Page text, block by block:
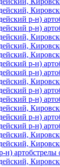
р-н)
р-н)
р-н)
р-н)
р-н)
р-н)
р-н)
р-н)
н)